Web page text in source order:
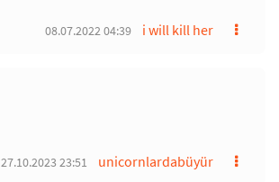
i will kill her
08.07.2022 04:39
unicornlardabüyür
27.10.2023 23:51